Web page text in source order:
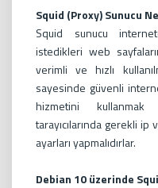
Squid (Proxy) Sunucu
Squid sunucu
istedikleri web
verimli ve hızlı
sayesinde güvenli
hizmetini kullanmak
tarayıcılarında gerekli
ayarları yapmalıdırlar.
Debian 10 üzerinde